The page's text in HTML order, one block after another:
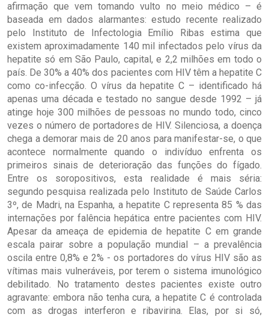
afirmação que vem tomando vulto no meio médico – é
baseada em dados alarmantes: estudo recente realizado
pelo Instituto de Infectologia Emílio Ribas estima que
existem aproximadamente 140 mil infectados pelo vírus da
hepatite só em São Paulo, capital, e 2,2 milhões em todo o
país. De 30% a 40% dos pacientes com HIV têm a hepatite C
como co-infecção. O vírus da hepatite C – identificado há
apenas uma década e testado no sangue desde 1992 – já
atinge hoje 300 milhões de pessoas no mundo todo, cinco
vezes o número de portadores de HIV. Silenciosa, a doença
chega a demorar mais de 20 anos para manifestar-se, o que
acontece normalmente quando o indivíduo enfrenta os
primeiros sinais de deterioração das funções do fígado.
Entre os soropositivos, esta realidade é mais séria:
segundo pesquisa realizada pelo Instituto de Saúde Carlos
3º, de Madri, na Espanha, a hepatite C representa 85 % das
internações por falência hepática entre pacientes com HIV.
Apesar da ameaça de epidemia de hepatite C em grande
escala pairar sobre a população mundial – a prevalência
oscila entre 0,8% e 2% - os portadores do vírus HIV são as
vítimas mais vulneráveis, por terem o sistema imunológico
debilitado. No tratamento destes pacientes existe outro
agravante: embora não tenha cura, a hepatite C é controlada
com as drogas interferon e ribavirina. Elas, por si só,